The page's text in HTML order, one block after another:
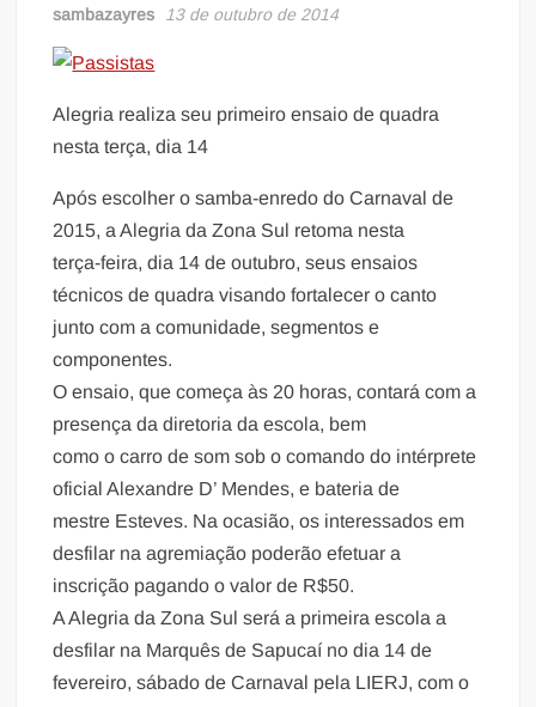
sambazayres 13 de outubro de 2014
Alegria realiza seu primeiro ensaio de quadra
nesta terça, dia 14
Após escolher o samba-enredo do Carnaval de
2015, a Alegria da Zona Sul retoma nesta
terça-feira, dia 14 de outubro, seus ensaios
técnicos de quadra visando fortalecer o canto
junto com a comunidade, segmentos e
componentes.
O ensaio, que começa às 20 horas, contará com a
presença da diretoria da escola, bem
como o carro de som sob o comando do intérprete
oficial Alexandre D’ Mendes, e bateria de
mestre Esteves. Na ocasião, os interessados em
desfilar na agremiação poderão efetuar a
inscrição pagando o valor de R$50.
A Alegria da Zona Sul será a primeira escola a
desfilar na Marquês de Sapucaí no dia 14 de
fevereiro, sábado de Carnaval pela LIERJ, com o